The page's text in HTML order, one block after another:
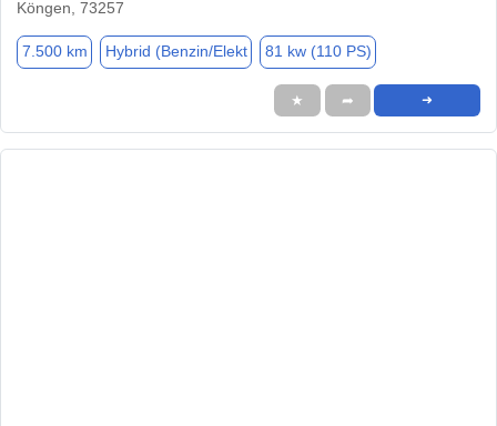
Köngen, 73257
7.500 km Hybrid (Benzin/Elekt 81 kw (110 PS)
★ ➦ ➜